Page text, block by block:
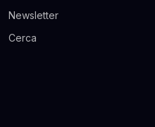
Newsletter
Cerca